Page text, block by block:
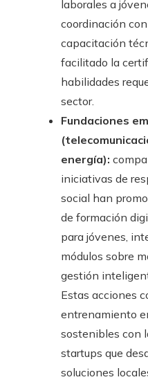
laborales a
coordinación
capacitación
facilitado la
habilidades
sector.
Fundaciones
energía):
iniciativas de
social han
de formación
para jóvenes,
módulos sobre
gestión
Estas acciones
entrenamiento
sostenibles con
startups que
soluciones